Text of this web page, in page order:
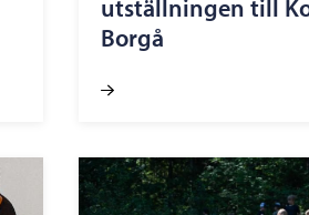
utställningen till
Borgå